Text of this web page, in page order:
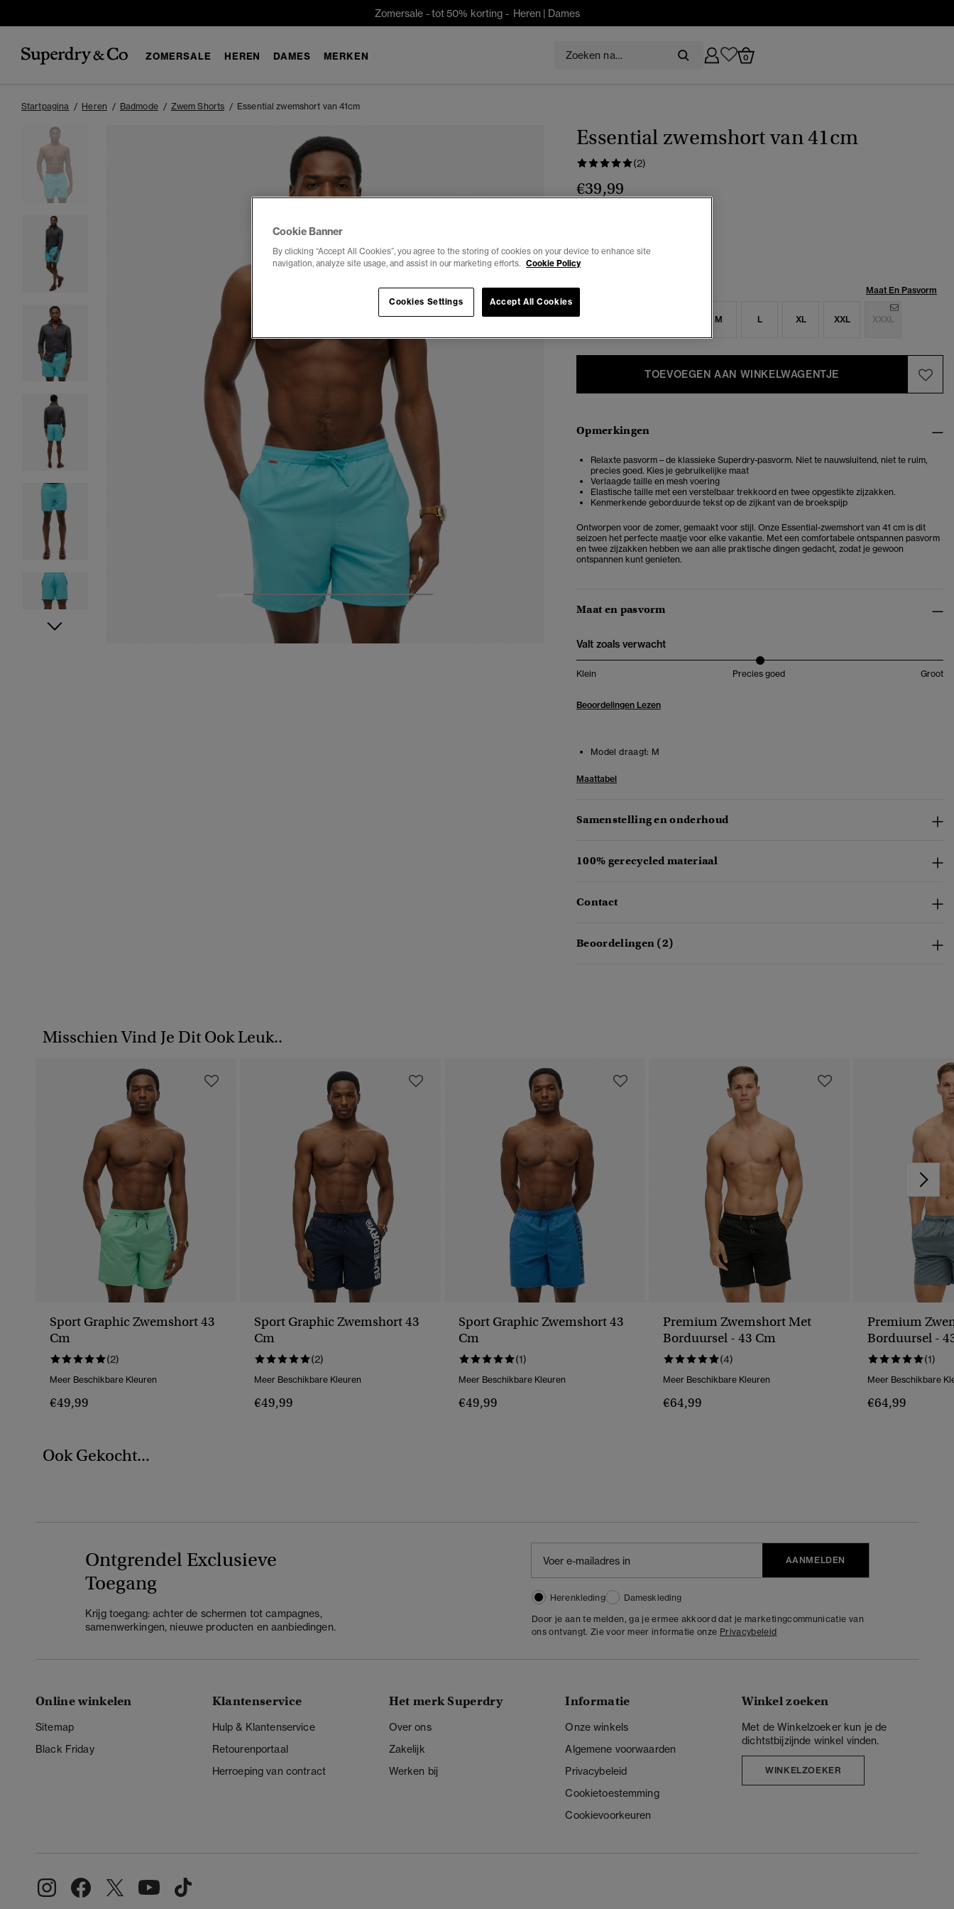
Zomersale - tot 50% korting - Heren | Dames
ZOMERSALE HEREN DAMES MERKEN 0
Startpagina Heren Badmode Zwem Shorts Essential zwemshort van 41cm
2 4 5 6 7
Essential zwemshort van 41cm
(2)
€39,99
Selecteren Maat: Maat En Pasvorm
M L XL XXL XXXL
TOEVOEGEN AAN WINKELWAGENTJE
Opmerkingen
Relaxte pasvorm – de klassieke Superdry-pasvorm. Niet te nauwsluitend, niet te ruim,
precies goed. Kies je gebruikelijke maat
Verlaagde taille en mesh voering
Elastische taille met een verstelbaar trekkoord en twee opgestikte zijzakken.
Kenmerkende geborduurde tekst op de zijkant van de broekspijp
Ontworpen voor de zomer, gemaakt voor stijl. Onze Essential-zwemshort van 41 cm is dit
seizoen het perfecte maatje voor elke vakantie. Met een comfortabele ontspannen pasvorm
en twee zijzakken hebben we aan alle praktische dingen gedacht, zodat je gewoon
ontspannen kunt genieten.
Maat en pasvorm
Valt zoals verwacht
Klein Precies goed Groot
Beoordelingen Lezen
Model draagt: M
Maattabel
Samenstelling en onderhoud
100% gerecycled materiaal
Contact
Beoordelingen (2)
Misschien Vind Je Dit Ook Leuk..
Sport Graphic Zwemshort 43
Cm
(2)
Meer Beschikbare Kleuren
€49,99
Sport Graphic Zwemshort 43
Cm
(2)
Meer Beschikbare Kleuren
€49,99
Sport Graphic Zwemshort 43
Cm
(1)
Meer Beschikbare Kleuren
€49,99
Premium Zwemshort Met
Borduursel - 43 Cm
(4)
Meer Beschikbare Kleuren
€64,99
Premium
Borduursel -
(1)
Meer Beschikbare
€64,99
Ook Gekocht...
Ontgrendel Exclusieve
Toegang
Krijg toegang: achter de schermen tot campagnes,
samenwerkingen, nieuwe producten en aanbiedingen.
AANMELDEN
Herenkleding
Dameskleding
Door je aan te melden, ga je ermee akkoord dat je marketingcommunicatie van
ons ontvangt. Zie voor meer informatie onze Privacybeleid
Online winkelen
Sitemap
Black Friday
Klantenservice
Hulp & Klantenservice
Retourenportaal
Herroeping van contract
Het merk Superdry
Over ons
Zakelijk
Werken bij
Informatie
Onze winkels
Algemene voorwaarden
Privacybeleid
Cookietoestemming
Cookievoorkeuren
Winkel zoeken
Met de Winkelzoeker kun je de
dichtstbijzijnde winkel vinden.
WINKELZOEKER
Cookie Banner
By clicking “Accept All Cookies”, you agree to the storing of cookies on your device to enhance site
navigation, analyze site usage, and assist in our marketing efforts. Cookie Policy
Cookies Settings Accept All Cookies